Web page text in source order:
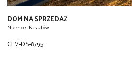
DOM NA SPRZEDAŻ
Niemce, Nasutów
CLV-DS-8795